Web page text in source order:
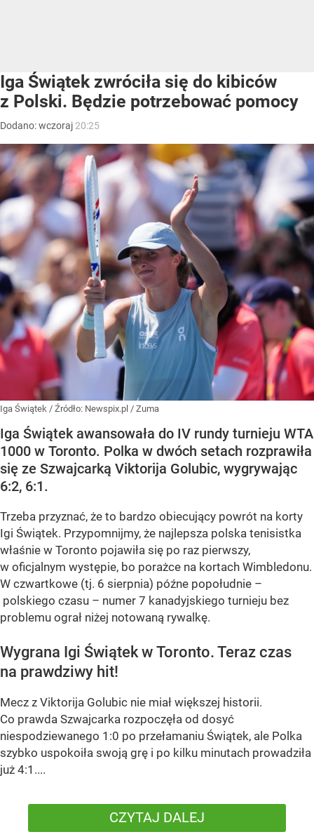
Iga Świątek zwróciła się do kibiców
z Polski. Będzie potrzebować pomocy
Dodano:wczoraj 20:25
Iga Świątek / Źródło: Newspix.pl / Zuma
Iga Świątek awansowała do IV rundy turnieju WTA
1000 w Toronto. Polka w dwóch setach rozprawiła
się ze Szwajcarką Viktorija Golubic, wygrywając
6:2, 6:1.
Trzeba przyznać, że to bardzo obiecujący powrót na korty
Igi Świątek. Przypomnijmy, że najlepsza polska tenisistka
właśnie w Toronto pojawiła się po raz pierwszy,
w oficjalnym występie, bo porażce na kortach Wimbledonu.
W czwartkowe (tj. 6 sierpnia) późne popołudnie –
polskiego czasu – numer 7 kanadyjskiego turnieju bez
problemu ograł niżej notowaną rywalkę.
Wygrana Igi Świątek w Toronto. Teraz czas
na prawdziwy hit!
Mecz z Viktorija Golubic nie miał większej historii.
Co prawda Szwajcarka rozpoczęła od dosyć
niespodziewanego 1:0 po przełamaniu Świątek, ale Polka
szybko uspokoiła swoją grę i po kilku minutach prowadziła
już 4:1....
CZYTAJ DALEJ